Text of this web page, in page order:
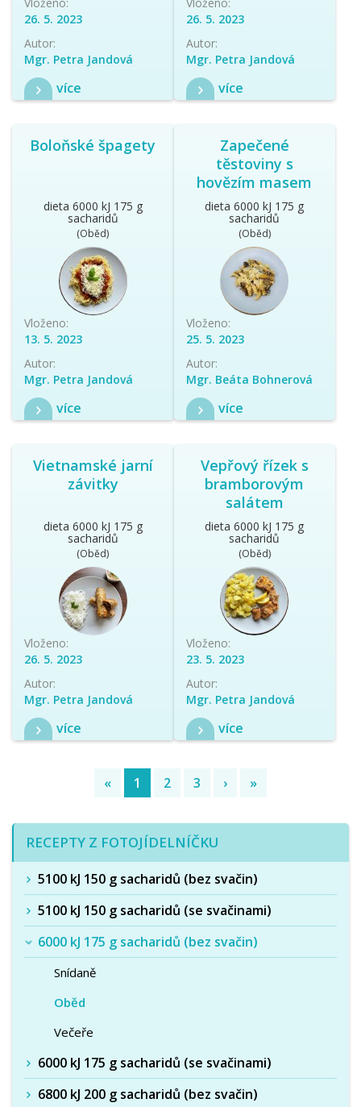
26. 5. 2023
Autor:
Mgr. Petra Jandová
více
26. 5. 2023
Autor:
Mgr. Petra Jandová
více
Boloňské špagety
dieta 6000 kJ 175 g
sacharidů
(Oběd)
Vloženo:
13. 5. 2023
Autor:
Mgr. Petra Jandová
více
Zapečené
těstoviny s
hovězím masem
dieta 6000 kJ 175 g
sacharidů
(Oběd)
Vloženo:
25. 5. 2023
Autor:
Mgr. Beáta Bohnerová
více
Vietnamské jarní
závitky
dieta 6000 kJ 175 g
sacharidů
(Oběd)
Vloženo:
26. 5. 2023
Autor:
Mgr. Petra Jandová
více
Vepřový řízek s
bramborovým
salátem
dieta 6000 kJ 175 g
sacharidů
(Oběd)
Vloženo:
23. 5. 2023
Autor:
Mgr. Petra Jandová
více
« 1 (current)
2 3 › »
RECEPTY Z FOTOJÍDELNÍČKU
5100 kJ 150 g sacharidů (bez svačin)
5100 kJ 150 g sacharidů (se svačinami)
6000 kJ 175 g sacharidů (bez svačin)
Snídaně
Oběd
Večeře
6000 kJ 175 g sacharidů (se svačinami)
6800 kJ 200 g sacharidů (bez svačin)